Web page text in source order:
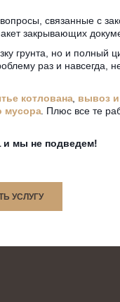
связанные с
закрывающих
грунта, но и полный
раз и навсегда,
котлована, вывоз и
мусора. Плюс все те
и мы не подведем!
УСЛУГУ